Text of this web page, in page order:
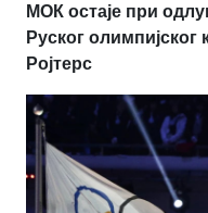
МОК остаје при
Руског
Ројтерс